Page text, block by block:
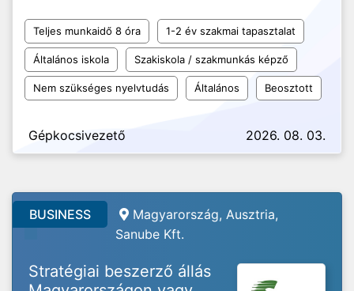
Teljes munkaidő 8 óra 1-2 év szakmai tapasztalat
Általános iskola Szakiskola / szakmunkás képző
Nem szükséges nyelvtudás Általános Beosztott
Gépkocsivezető 2026. 08. 03.
BUSINESS
Magyarország, Ausztria,
Sanube Kft.
Stratégiai beszerző állás